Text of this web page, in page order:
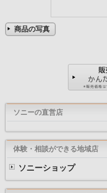
商品の写真
ソニーの直営店
体験・相談ができる地域店
ソニーショップ